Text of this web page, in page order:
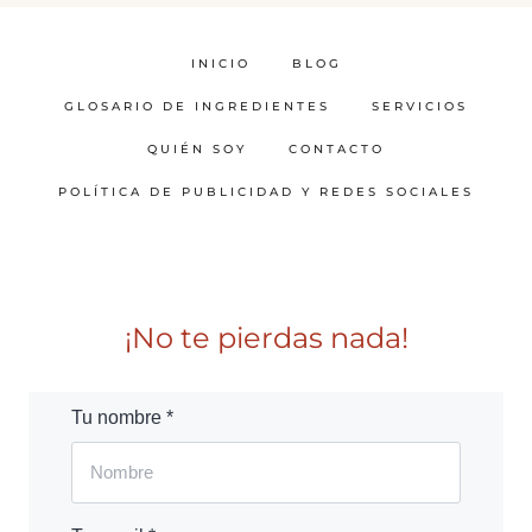
INICIO BLOG
GLOSARIO DE INGREDIENTES SERVICIOS
QUIÉN SOY CONTACTO
POLÍTICA DE PUBLICIDAD Y REDES SOCIALES
¡No te pierdas nada!
Tu nombre *